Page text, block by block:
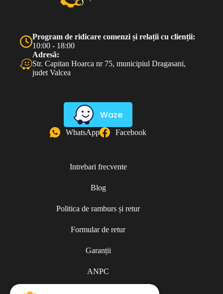
Program de ridicare comenzi și relații cu clienții:
10:00 - 18:00
Adresă:
Str. Capitan Hoarca nr 75, municipiul Dragasani,
judet Valcea
Waze
WhatsApp Facebook
Intrebari frecvente
Blog
Politica de ramburs și retur
Formular de retur
Garanții
ANPC